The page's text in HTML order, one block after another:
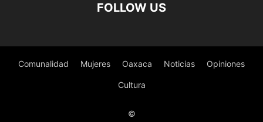
FOLLOW US
Comunalidad Mujeres Oaxaca Noticias Opiniones
Cultura
©